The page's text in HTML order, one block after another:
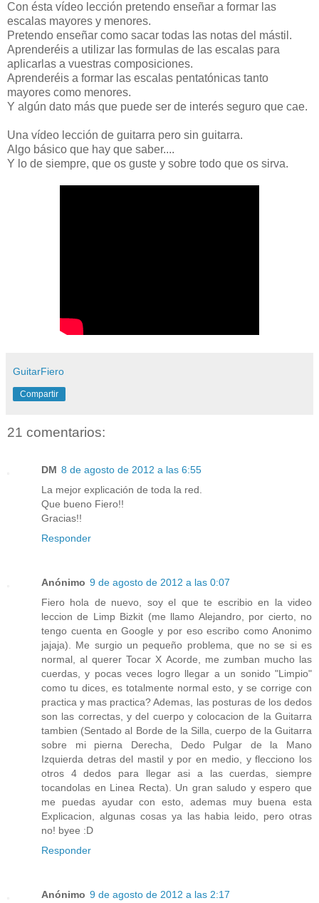
Con ésta vídeo lección pretendo enseñar a formar las
escalas mayores y menores.
Pretendo enseñar como sacar todas las notas del mástil.
Aprenderéis a utilizar las formulas de las escalas para
aplicarlas a vuestras composiciones.
Aprenderéis a formar las escalas pentatónicas tanto
mayores como menores.
Y algún dato más que puede ser de interés seguro que cae.
Una vídeo lección de guitarra pero sin guitarra.
Algo básico que hay que saber....
Y lo de siempre, que os guste y sobre todo que os sirva.
GuitarFiero
Compartir
21 comentarios:
DM 8 de agosto de 2012 a las 6:55
La mejor explicación de toda la red.
Que bueno Fiero!!
Gracias!!
Responder
Anónimo 9 de agosto de 2012 a las 0:07
Fiero hola de nuevo, soy el que te escribio en la video
leccion de Limp Bizkit (me llamo Alejandro, por cierto, no
tengo cuenta en Google y por eso escribo como Anonimo
jajaja). Me surgio un pequeño problema, que no se si es
normal, al querer Tocar X Acorde, me zumban mucho las
cuerdas, y pocas veces logro llegar a un sonido "Limpio"
como tu dices, es totalmente normal esto, y se corrige con
practica y mas practica? Ademas, las posturas de los dedos
son las correctas, y del cuerpo y colocacion de la Guitarra
tambien (Sentado al Borde de la Silla, cuerpo de la Guitarra
sobre mi pierna Derecha, Dedo Pulgar de la Mano
Izquierda detras del mastil y por en medio, y flecciono los
otros 4 dedos para llegar asi a las cuerdas, siempre
tocandolas en Linea Recta). Un gran saludo y espero que
me puedas ayudar con esto, ademas muy buena esta
Explicacion, algunas cosas ya las habia leido, pero otras
no! byee :D
Responder
Anónimo 9 de agosto de 2012 a las 2:17